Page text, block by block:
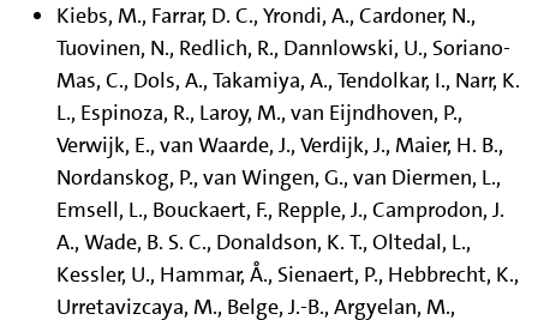
Kiebs, M., Farrar, D. C., Yrondi, A., Cardoner, N.,
Tuovinen, N., Redlich, R., Dannlowski, U., Soriano-
Mas, C., Dols, A., Takamiya, A., Tendolkar, I., Narr, K.
L., Espinoza, R., Laroy, M., van Eijndhoven, P.,
Verwijk, E., van Waarde, J., Verdijk, J., Maier, H. B.,
Nordanskog, P., van Wingen, G., van Diermen, L.,
Emsell, L., Bouckaert, F., Repple, J., Camprodon, J.
A., Wade, B. S. C., Donaldson, K. T., Oltedal, L.,
Kessler, U., Hammar, Å., Sienaert, P., Hebbrecht, K.,
Urretavizcaya, M., Belge, J.-B., Argyelan, M.,